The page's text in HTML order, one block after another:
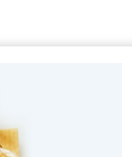
خروج از حساب